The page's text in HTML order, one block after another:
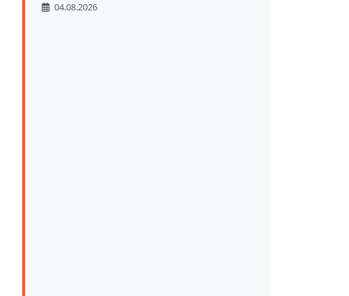
04.08.2026